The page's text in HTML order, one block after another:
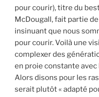
pour courir), titre du
McDougall, fait partie
insinuant que nous
pour courir. Voilà une
complexer des
en proie constante
Alors disons pour les
serait plutôt « adapté